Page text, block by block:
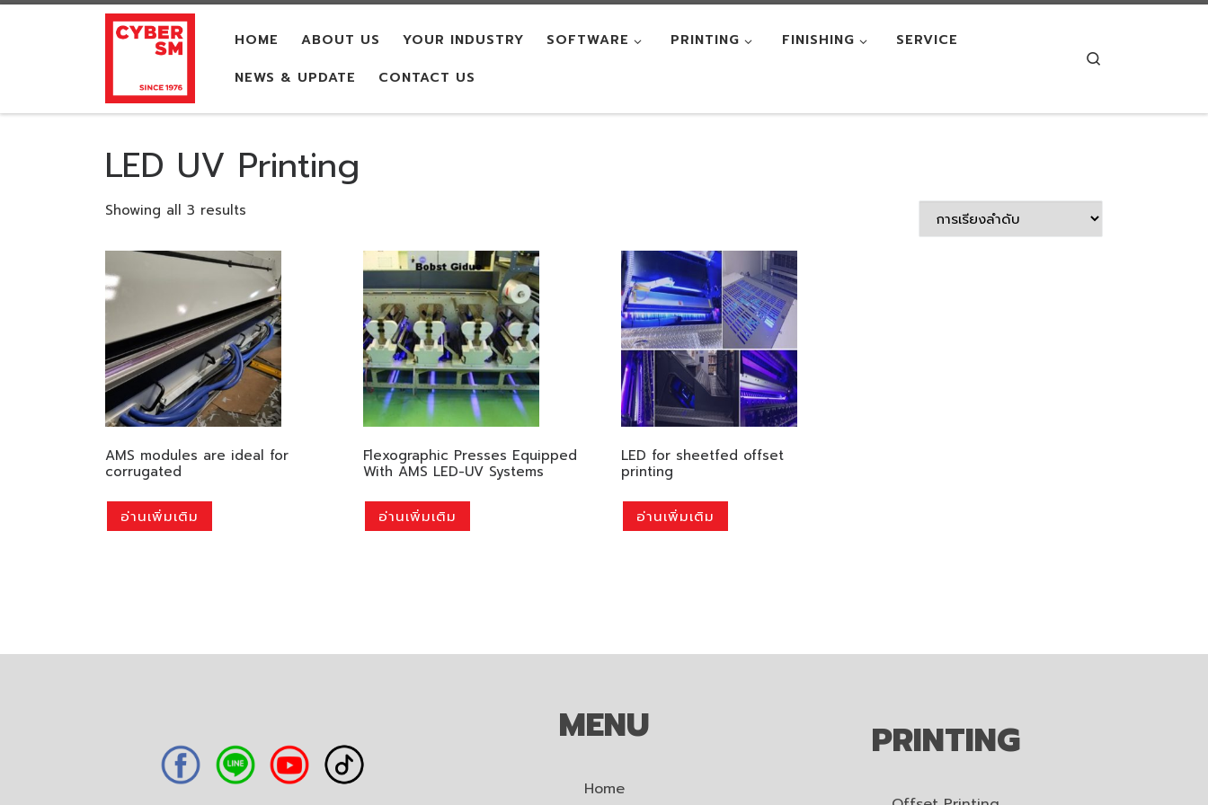
Skip to content
HOME ABOUT US YOUR INDUSTRY SOFTWARE PRINTING FINISHING
SERVICE
NEWS & UPDATE
CONTACT US
LED UV Printing
Showing all 3 results
AMS modules are ideal for
corrugated
อ่านเพิ่มเติม
Flexographic Presses Equipped
With AMS LED-UV Systems
อ่านเพิ่มเติม
LED for sheetfed offset
printing
อ่านเพิ่มเติม
MENU
Home
PRINTING